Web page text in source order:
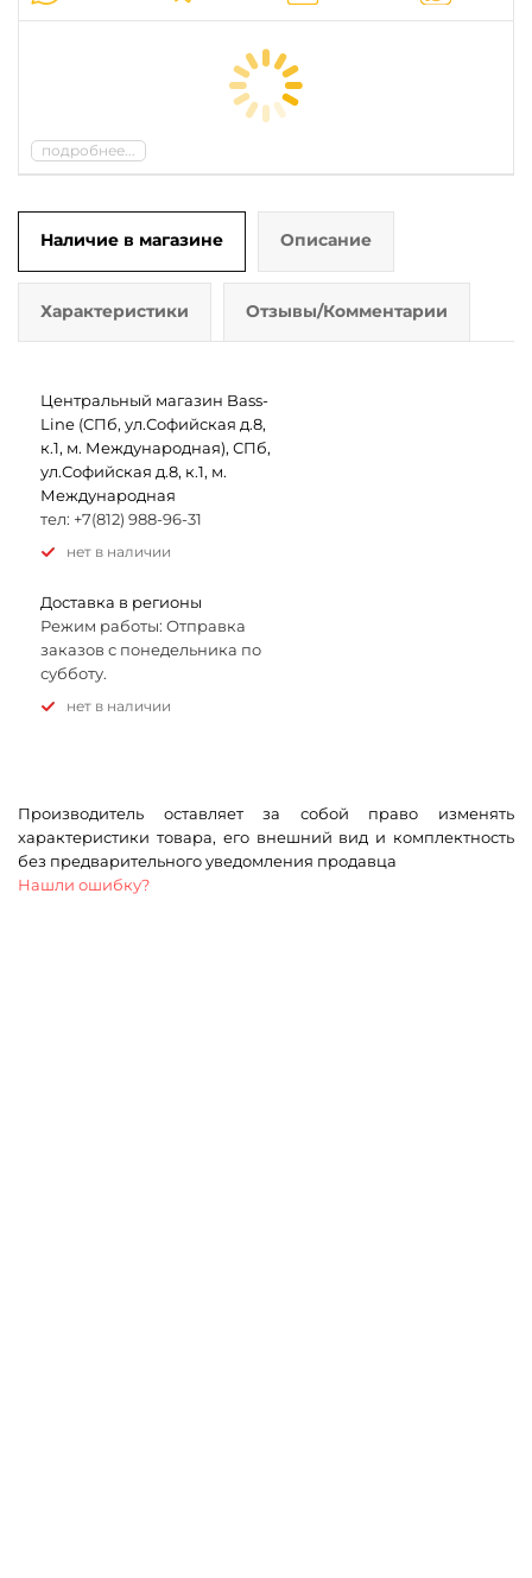
подробнее...
Наличие в магазине Описание
Характеристики Отзывы/Комментарии
Центральный магазин Bass-
Line (СПб, ул.Софийская д.8,
к.1, м. Международная), СПб,
ул.Софийская д.8, к.1, м.
Международная
тел: +7(812) 988-96-31
Нет в наличии
Доставка в регионы
Режим работы: Отправка
заказов с понедельника по
субботу.
Нет в наличии
Производитель оставляет за собой право изменять
характеристики товара, его внешний вид и комплектность
без предварительного уведомления продавца
Нашли ошибку?